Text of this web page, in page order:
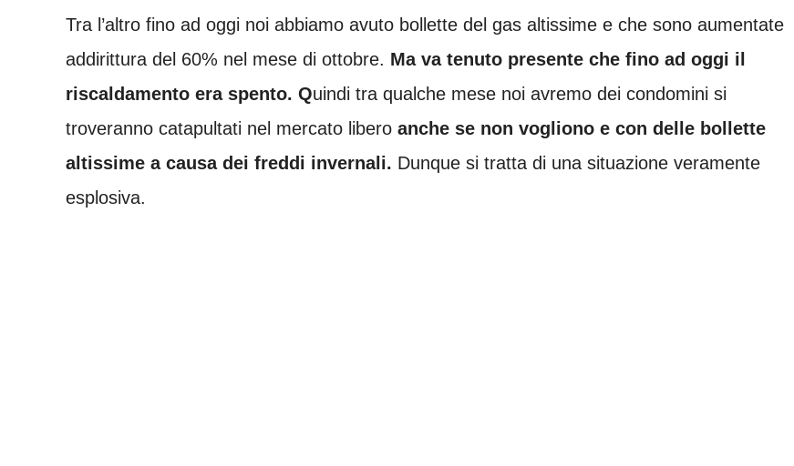
Tra l’altro fino ad oggi noi abbiamo avuto bollette del gas altissime e che sono aumentate
addirittura del 60% nel mese di ottobre. Ma va tenuto presente che fino ad oggi il
riscaldamento era spento. Quindi tra qualche mese noi avremo dei condomini si
troveranno catapultati nel mercato libero anche se non vogliono e con delle bollette
altissime a causa dei freddi invernali. Dunque si tratta di una situazione veramente
esplosiva.